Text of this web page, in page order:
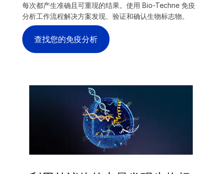
每次都产生准确且可重现的结果。使用 Bio-Techne 免疫
分析工作流程解决方案发现、验证和确认生物标志物。
查找您的免疫分析